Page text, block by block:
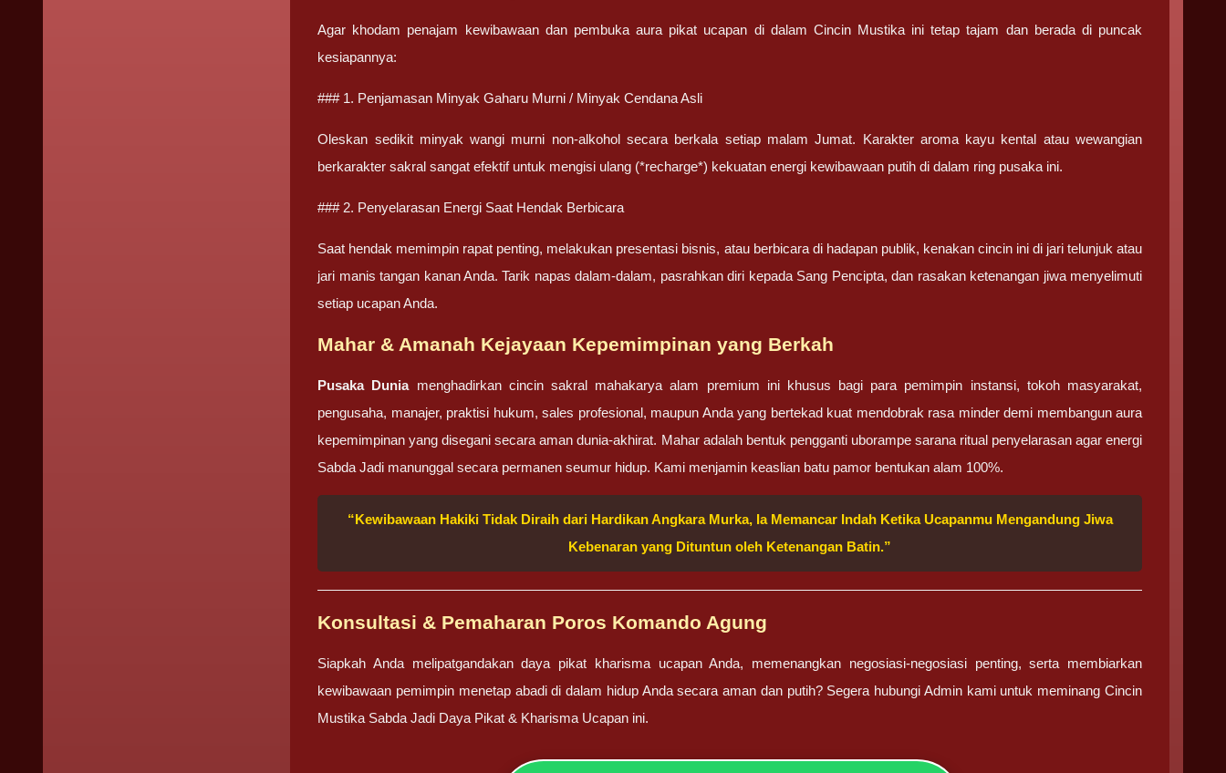
Agar khodam penajam kewibawaan dan pembuka aura pikat ucapan di dalam Cincin Mustika ini tetap tajam dan berada di puncak
kesiapannya:
### 1. Penjamasan Minyak Gaharu Murni / Minyak Cendana Asli
Oleskan sedikit minyak wangi murni non-alkohol secara berkala setiap malam Jumat. Karakter aroma kayu kental atau wewangian
berkarakter sakral sangat efektif untuk mengisi ulang (*recharge*) kekuatan energi kewibawaan putih di dalam ring pusaka ini.
### 2. Penyelarasan Energi Saat Hendak Berbicara
Saat hendak memimpin rapat penting, melakukan presentasi bisnis, atau berbicara di hadapan publik, kenakan cincin ini di jari telunjuk atau
jari manis tangan kanan Anda. Tarik napas dalam-dalam, pasrahkan diri kepada Sang Pencipta, dan rasakan ketenangan jiwa menyelimuti
setiap ucapan Anda.
Mahar & Amanah Kejayaan Kepemimpinan yang Berkah
Pusaka Duniamenghadirkan cincin sakral mahakarya alam premium ini khusus bagi para pemimpin instansi, tokoh masyarakat,
pengusaha, manajer, praktisi hukum, sales profesional, maupun Anda yang bertekad kuat mendobrak rasa minder demi membangun aura
kepemimpinan yang disegani secara aman dunia-akhirat. Mahar adalah bentuk pengganti uborampe sarana ritual penyelarasan agar energi
Sabda Jadi manunggal secara permanen seumur hidup. Kami menjamin keaslian batu pamor bentukan alam 100%.
“Kewibawaan Hakiki Tidak Diraih dari Hardikan Angkara Murka, Ia Memancar Indah Ketika Ucapanmu Mengandung Jiwa
Kebenaran yang Dituntun oleh Ketenangan Batin.”
Konsultasi & Pemaharan Poros Komando Agung
Siapkah Anda melipatgandakan daya pikat kharisma ucapan Anda, memenangkan negosiasi-negosiasi penting, serta membiarkan
kewibawaan pemimpin menetap abadi di dalam hidup Anda secara aman dan putih? Segera hubungi Admin kami untuk meminang Cincin
Mustika Sabda Jadi Daya Pikat & Kharisma Ucapan ini.